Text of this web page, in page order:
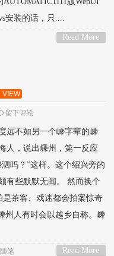
安装的话，只....
Read More
VIEW
留下评论
远不如另一个嵊字辈的嵊
人，说出嵊州，第一反应
吗？”这样。这个绍兴旁的
有些默默无闻。 然而换个
是茶客、戏迷都会拍案惊奇
州人有时会以越乡自称。嵊
Read More
随笔